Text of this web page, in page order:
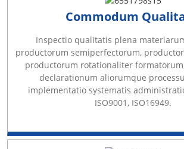
Commodum
Inspectio qualitatis plena
productorum semiperfectorum,
productorum rotationaliter
declarationum aliorumque
implementatio systematis
ISO9001, ISO16949.